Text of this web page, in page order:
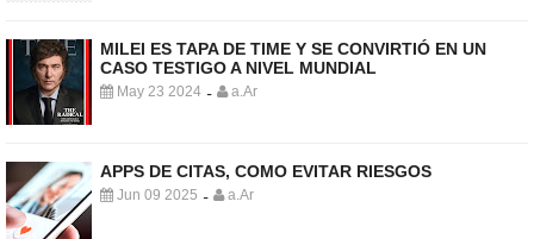
MILEI ES TAPA DE TIME Y SE CONVIRTIÓ EN UN
CASO TESTIGO A NIVEL MUNDIAL
May 23 2024 - a.Ar
APPS DE CITAS, COMO EVITAR RIESGOS
Jun 09 2025 - a.Ar